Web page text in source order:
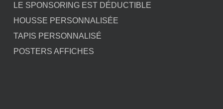
LE SPONSORING EST DÉDUCTIBLE
HOUSSE PERSONNALISÉE
TAPIS PERSONNALISÉ
POSTERS AFFICHES